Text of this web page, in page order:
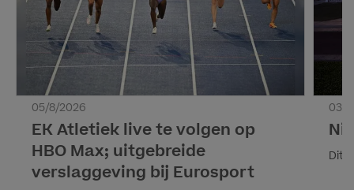
05/8/2026
EK Atletiek live te volgen op
HBO Max; uitgebreide
verslaggeving bij Eurosport
03/
Dit